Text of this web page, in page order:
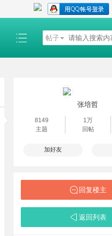
帖子
张培哲
8149
主题
1万
回帖
加好友
回复楼主
返回列表